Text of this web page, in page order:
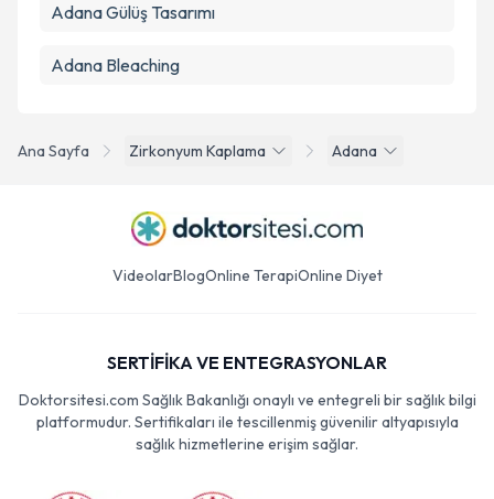
Ana Sayfa Zirkonyum Kaplama Adana
Adana Gülüş Tasarımı
Adana Bleaching
VideolarBlogOnline TerapiOnline Diyet
SERTİFİKA VE ENTEGRASYONLAR
Doktorsitesi.com Sağlık Bakanlığı onaylı ve entegreli bir sağlık bilgi
platformudur. Sertifikaları ile tescillenmiş güvenilir altyapısıyla
sağlık hizmetlerine erişim sağlar.